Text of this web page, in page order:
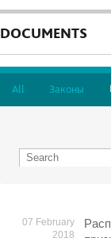
DOCUMENTS
All Законы
07 February
2018